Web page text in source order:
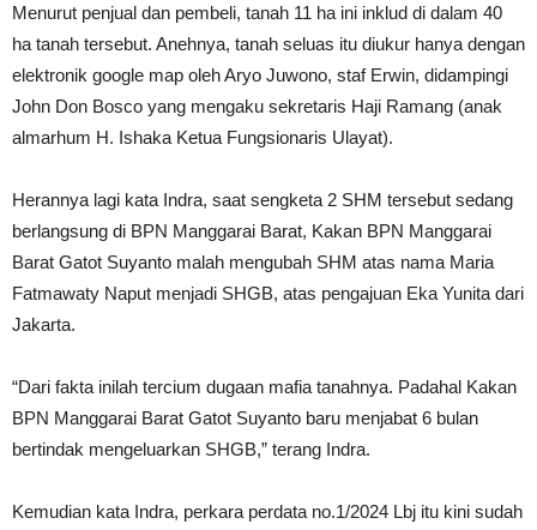
Menurut penjual dan pembeli, tanah 11 ha ini inklud di dalam 40
ha tanah tersebut. Anehnya, tanah seluas itu diukur hanya dengan
elektronik google map oleh Aryo Juwono, staf Erwin, didampingi
John Don Bosco yang mengaku sekretaris Haji Ramang (anak
almarhum H. Ishaka Ketua Fungsionaris Ulayat).
Herannya lagi kata Indra, saat sengketa 2 SHM tersebut sedang
berlangsung di BPN Manggarai Barat, Kakan BPN Manggarai
Barat Gatot Suyanto malah mengubah SHM atas nama Maria
Fatmawaty Naput menjadi SHGB, atas pengajuan Eka Yunita dari
Jakarta.
“Dari fakta inilah tercium dugaan mafia tanahnya. Padahal Kakan
BPN Manggarai Barat Gatot Suyanto baru menjabat 6 bulan
bertindak mengeluarkan SHGB,” terang Indra.
Kemudian kata Indra, perkara perdata no.1/2024 Lbj itu kini sudah